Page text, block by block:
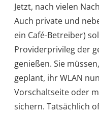
Jetzt, nach vielen
Auch private und
ein Café-Betreiber)
Providerprivileg der
genießen. Sie
geplant, ihr WLAN
Vorschaltseite oder
sichern. Tatsächlich